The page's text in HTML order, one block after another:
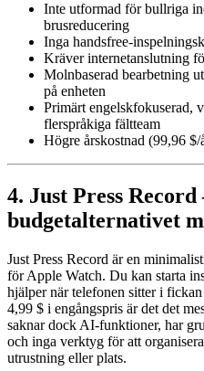
Inte utformad för bullriga
brusreducering
Inga handsfree-
Kräver internetanslutning
Molnbaserad bearbetning
på enheten
Primärt engelskfokuserad,
flerspråkiga fältteam
Högre årskostnad (99,96
4. Just Press Record
budgetalternativet
Just Press Record är en
för Apple Watch. Du kan starta
hjälper när telefonen sitter i
4,99 $ i engångspris är det det
saknar dock AI-funktioner, har
och inga verktyg för att
utrustning eller plats.